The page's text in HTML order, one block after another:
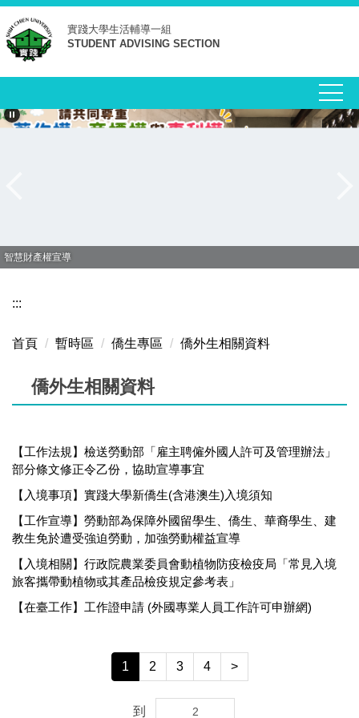
跳
到
主
要
容
實踐大學生活輔導一組
STUDENT ADVISING SECTION
智慧財產權宣導
:::
首頁 暫時區 僑生專區 僑外生相關資料
僑外生相關資料
【工作法規】檢送勞動部「雇主聘僱外國人許可及管理辦法」
部分條文修正令乙份，協助宣導事宜
【入境事項】實踐大學新僑生(含港澳生)入境須知
【工作宣導】勞動部為保障外國留學生、僑生、華裔學生、建
教生免於遭受強迫勞動，加強勞動權益宣導
【入境相關】行政院農業委員會動植物防疫檢疫局「常見入境
旅客攜帶動植物或其產品檢疫規定參考表」
【在臺工作】工作證申請 (外國專業人員工作許可申辦網)
1 2 3 4 >
到